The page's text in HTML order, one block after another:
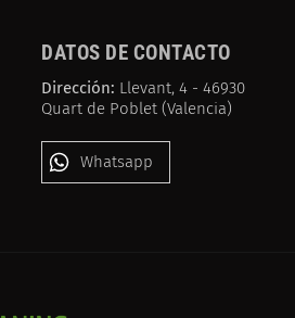
DATOS DE CONTACTO
Dirección: Llevant, 4 - 46930
Quart de Poblet (Valencia)
Whatsapp